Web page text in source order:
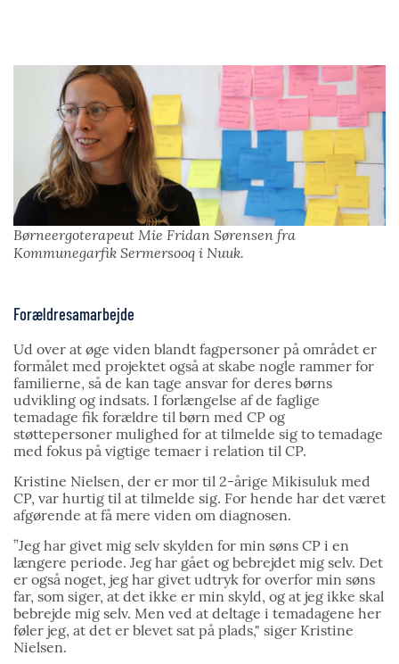
Børneergoterapeut Mie Fridan Sørensen fra
Kommunegarfik Sermersooq i Nuuk.
Forældresamarbejde
Ud over at øge viden blandt fagpersoner på området er
formålet med projektet også at skabe nogle rammer for
familierne, så de kan tage ansvar for deres børns
udvikling og indsats. I forlængelse af de faglige
temadage fik forældre til børn med CP og
støttepersoner mulighed for at tilmelde sig to temadage
med fokus på vigtige temaer i relation til CP.
Kristine Nielsen, der er mor til 2-årige Mikisuluk med
CP, var hurtig til at tilmelde sig. For hende har det været
afgørende at få mere viden om diagnosen.
”Jeg har givet mig selv skylden for min søns CP i en
længere periode. Jeg har gået og bebrejdet mig selv. Det
er også noget, jeg har givet udtryk for overfor min søns
far, som siger, at det ikke er min skyld, og at jeg ikke skal
bebrejde mig selv. Men ved at deltage i temadagene her
føler jeg, at det er blevet sat på plads," siger Kristine
Nielsen.